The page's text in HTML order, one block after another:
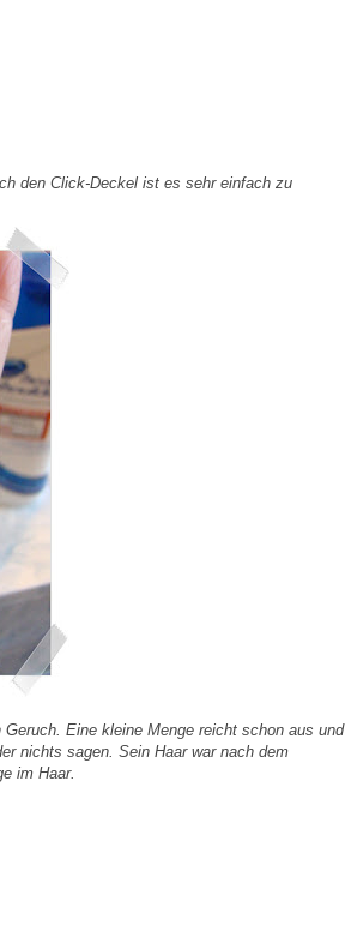
den Click-Deckel ist es sehr einfach zu
Eine kleine Menge reicht schon aus und
nichts sagen. Sein Haar war nach dem
im Haar.